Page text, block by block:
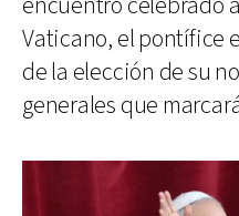
Vaticano, el pontífice
de la elección de su
generales que